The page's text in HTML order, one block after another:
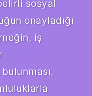
sosyal
onayladığı
iş